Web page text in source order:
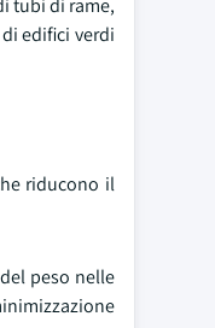
tubi di rame,
edifici verdi
riducono il
peso nelle